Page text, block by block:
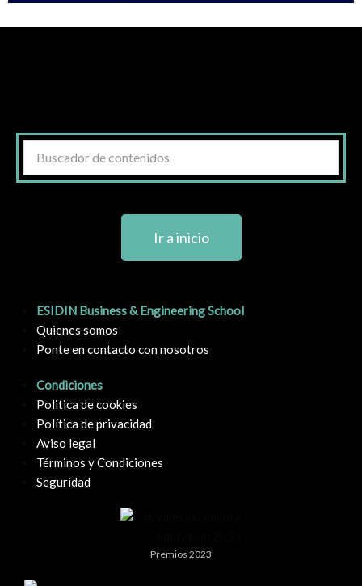
Ir a inicio
ESIDIN Business & Engineering School
Quienes somos
Ponte en contacto con nosotros
Condiciones
Politica de cookies
Política de privacidad
Aviso legal
Términos y Condiciones
Seguridad
Premios 2023